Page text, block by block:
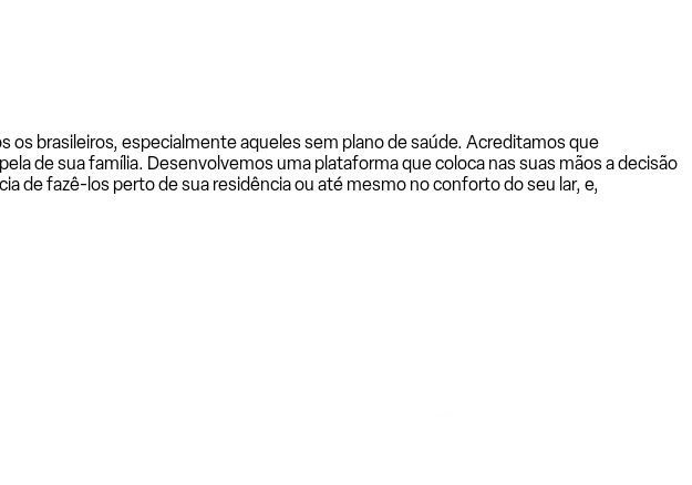
os brasileiros, especialmente aqueles sem plano de saúde. Acreditamos que
de sua família. Desenvolvemos uma plataforma que coloca nas suas mãos a decisão
de fazê-los perto de sua residência ou até mesmo no conforto do seu lar, e,